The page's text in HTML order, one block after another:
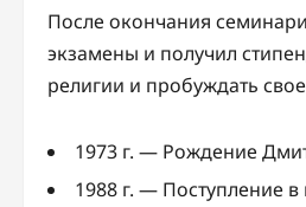
После окончания
экзамены и получил
религии и пробуждать
1973 г. — Рождение
1988 г. — Поступление